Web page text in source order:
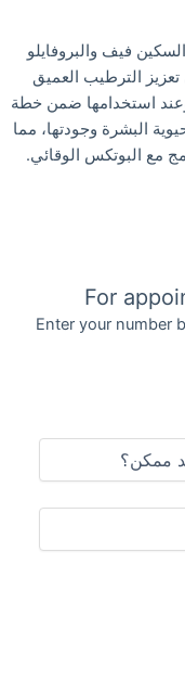
فيف والبروفايلو
الترطيب العميق
استخدامها ضمن خطة
البشرة وجودتها، مما
مع البوتكس الوقائي.
For
Enter your number